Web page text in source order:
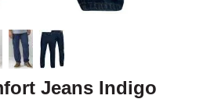
Jeans Indigo